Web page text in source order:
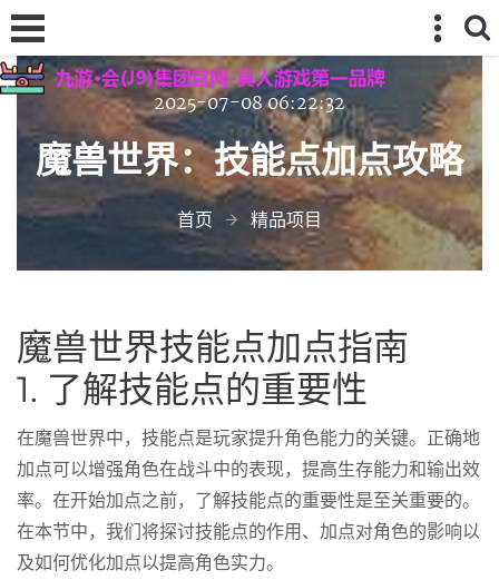
2025-07-08 06:22:32
魔兽世界：技能点加点攻略
首页 精品项目
魔兽世界技能点加点指南
1. 了解技能点的重要性
在魔兽世界中，技能点是玩家提升角色能力的关键。正确地
加点可以增强角色在战斗中的表现，提高生存能力和输出效
率。在开始加点之前，了解技能点的重要性是至关重要的。
在本节中，我们将探讨技能点的作用、加点对角色的影响以
及如何优化加点以提高角色实力。